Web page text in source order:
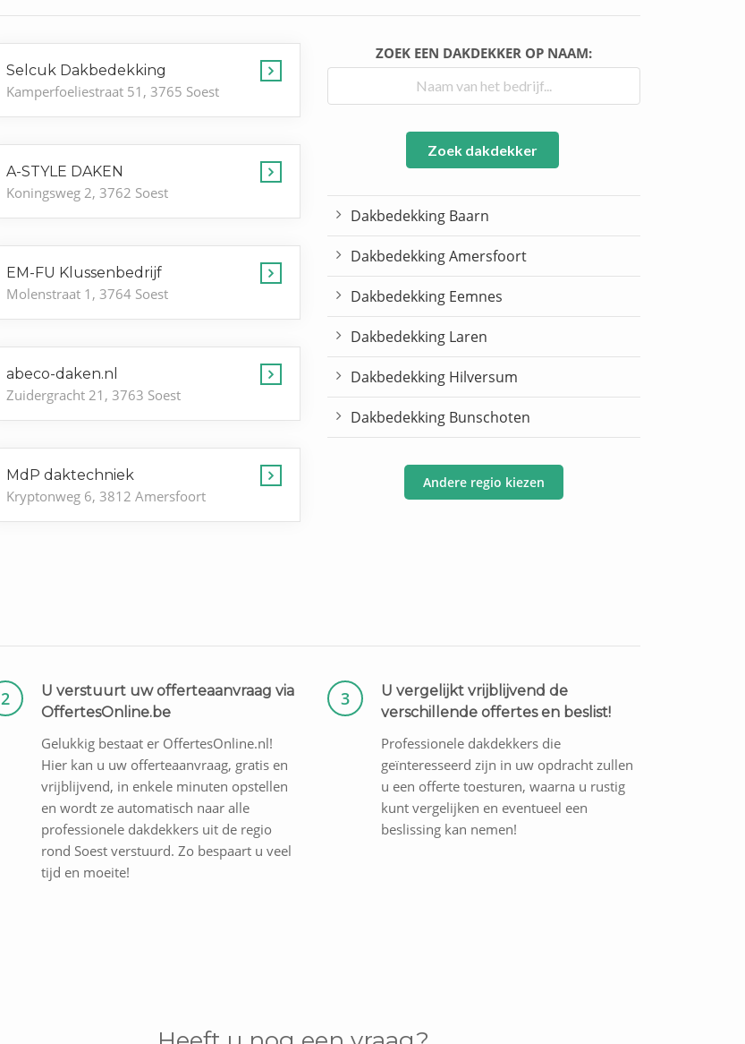
Selcuk Dakbedekking
Kamperfoeliestraat 51, 3765 Soest
A-STYLE DAKEN
Koningsweg 2, 3762 Soest
EM-FU Klussenbedrijf
Molenstraat 1, 3764 Soest
abeco-daken.nl
Zuidergracht 21, 3763 Soest
MdP daktechniek
Kryptonweg 6, 3812 Amersfoort
ZOEK EEN DAKDEKKER OP NAAM:
Zoek dakdekker
Dakbedekking Baarn
Dakbedekking Amersfoort
Dakbedekking Eemnes
Dakbedekking Laren
Dakbedekking Hilversum
Dakbedekking Bunschoten
Andere regio kiezen
2
U verstuurt uw offerteaanvraag via
OffertesOnline.be
Gelukkig bestaat er OffertesOnline.nl!
Hier kan u uw offerteaanvraag, gratis en
vrijblijvend, in enkele minuten opstellen
en wordt ze automatisch naar alle
professionele dakdekkers uit de regio
rond Soest verstuurd. Zo bespaart u veel
tijd en moeite!
3
U vergelijkt vrijblijvend de
verschillende offertes en beslist!
Professionele dakdekkers die
geïnteresseerd zijn in uw opdracht zullen
u een offerte toesturen, waarna u rustig
kunt vergelijken en eventueel een
beslissing kan nemen!